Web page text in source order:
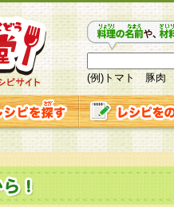
(例)トマト 豚肉